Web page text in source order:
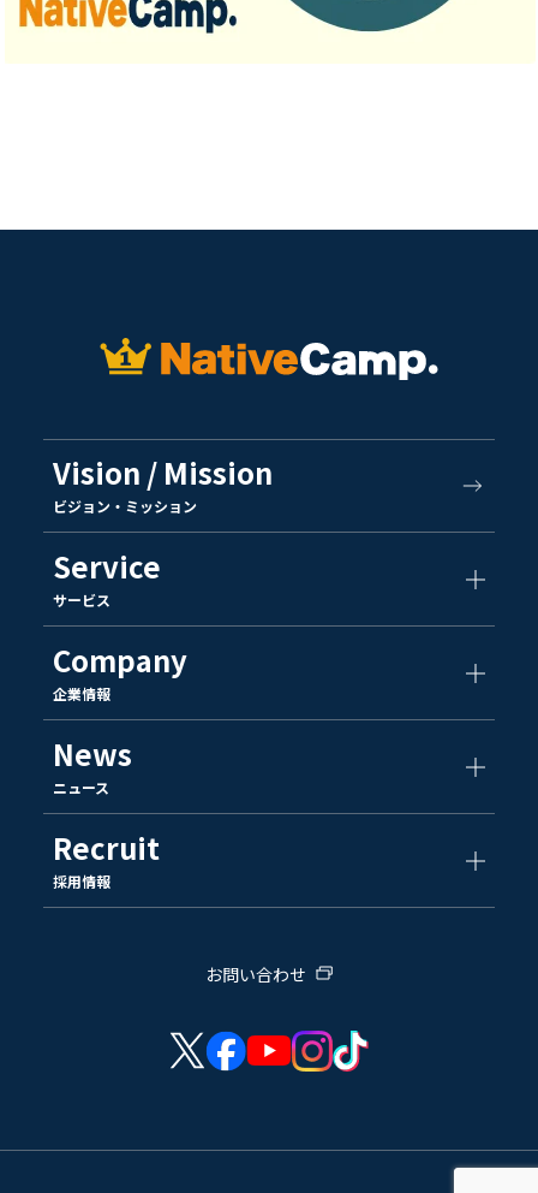
Vision / Mission
ビジョン・ミッション
Service
サービス
Company
企業情報
News
ニュース
Recruit
採用情報
お問い合わせ